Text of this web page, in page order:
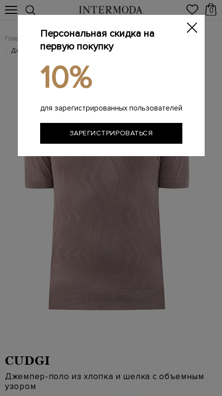
0
Главная Мужчинам / Одежда / Поло
/ Джемпер-поло из хлопка и шелка с объемным узором
CUDGI
Джемпер-поло из хлопка и шелка с объемным
узором
Персональная скидка на
первую покупку
10%
для зарегистрированных пользователей
ЗАРЕГИСТРИРОВАТЬСЯ